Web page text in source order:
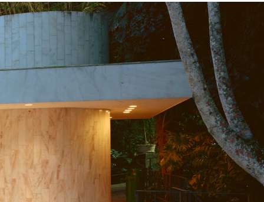
CAROLINA MARIA DE JESUS
CRÔNICA BRASILEIRA
TESTEMUNHA OCULAR
CLARICE LISPECTOR